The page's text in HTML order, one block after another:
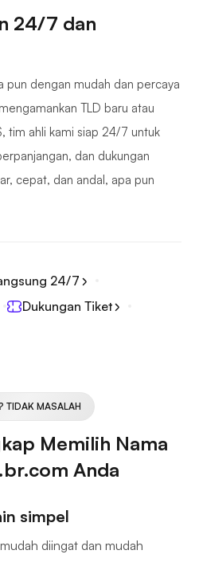
24/7 dan
pun dengan mudah dan percaya
TLD baru atau
tim ahli kami siap 24/7 untuk
dan dukungan
cepat, dan andal, apa pun
24/7
Dukungan Tiket
TIDAK MASALAH
Memilih Nama
Anda
simpel
diingat dan mudah